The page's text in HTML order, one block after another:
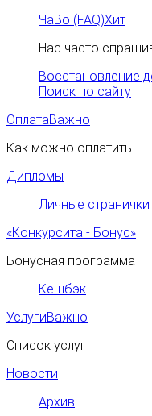
ЧаВо (FAQ)Хит
Нас часто
Восстановление
Поиск по сайту
ОплатаВажно
Как можно оплатить
Дипломы
Личные странички
«Конкурсита - Бонус»
Бонусная программа
Кешбэк
УслугиВажно
Список услуг
Новости
Архив